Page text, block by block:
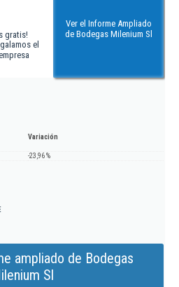
gratis!
el
Ver el Informe Ampliado
de Bodegas Milenium Sl
Variación
-23,96 %
ampliado de Bodegas
Sl